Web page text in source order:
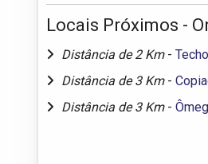
Locais Próximos -
Distância de 2 Km -
Distância de 3 Km -
Distância de 3 Km -